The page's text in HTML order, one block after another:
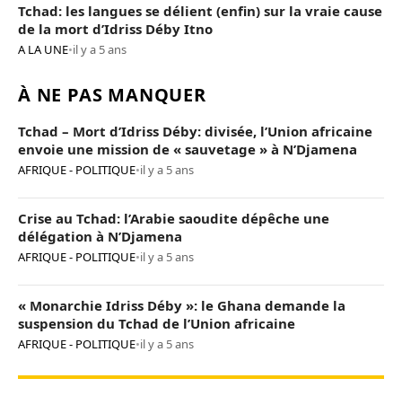
Tchad: les langues se délient (enfin) sur la vraie cause
de la mort d’Idriss Déby Itno
A LA UNE•il y a 5 ans
À NE PAS MANQUER
Tchad – Mort d’Idriss Déby: divisée, l’Union africaine
envoie une mission de « sauvetage » à N’Djamena
AFRIQUE - POLITIQUE•il y a 5 ans
Crise au Tchad: l’Arabie saoudite dépêche une
délégation à N’Djamena
AFRIQUE - POLITIQUE•il y a 5 ans
« Monarchie Idriss Déby »: le Ghana demande la
suspension du Tchad de l’Union africaine
AFRIQUE - POLITIQUE•il y a 5 ans